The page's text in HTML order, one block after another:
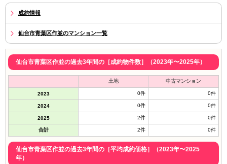
成約情報
仙台市青葉区作並のマンション一覧
仙台市青葉区作並の過去3年間の［成約物件数］（2023年〜2025年）
土地 中古マンション
2023 0件 0件
2024 0件 0件
2025 2件 0件
合計 2件 0件
仙台市青葉区作並の過去3年間の［平均成約価格］（2023年〜2025
年）